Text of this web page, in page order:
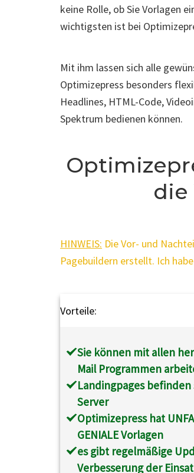
keine Rolle, ob Sie Vorlagen
wichtigsten ist bei
Mit ihm lassen sich alle
Optimizepress besonders
Headlines, HTML-Code,
Spektrum bedienen können.
die
HINWEIS: Die Vor- und
Pagebuildern erstellt. Ich
Vorteile:
Sie können mit allen
Mail Programmen
Landingpages
Server
Optimizepress hat
GENIALE Vorlagen
es gibt regelmäßige
Verbesserung der